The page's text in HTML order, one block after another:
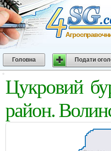
Головна Подати
Цукровий
район.